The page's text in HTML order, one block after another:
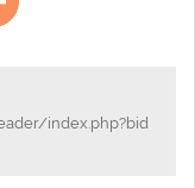
index.php?bid